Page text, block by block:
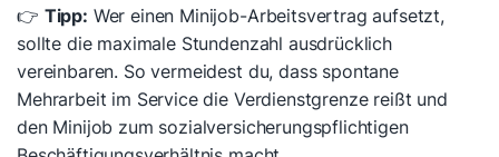
👉 Tipp: Wer einen Minijob-Arbeitsvertrag aufsetzt,
sollte die maximale Stundenzahl ausdrücklich
vereinbaren. So vermeidest du, dass spontane
Mehrarbeit im Service die Verdienstgrenze reißt und
den Minijob zum sozialversicherungspflichtigen